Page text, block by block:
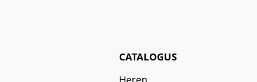
CATALOGUS